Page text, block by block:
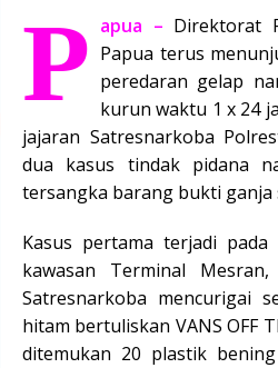
P apua – Direktorat
Papua terus
peredaran gelap
kurun waktu 1 x 24
jajaran Satresnarkoba
dua kasus tindak pidana
tersangka barang bukti
Kasus pertama terjadi
kawasan Terminal
Satresnarkoba mencurigai
hitam bertuliskan VANS OFF
ditemukan 20 plastik